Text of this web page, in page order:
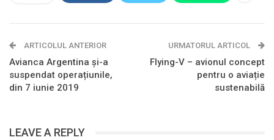
ARTICOLUL ANTERIOR
Avianca Argentina și-a
suspendat operațiunile,
din 7 iunie 2019
URMATORUL ARTICOL
Flying-V – avionul concept
pentru o aviație
sustenabilă
LEAVE A REPLY